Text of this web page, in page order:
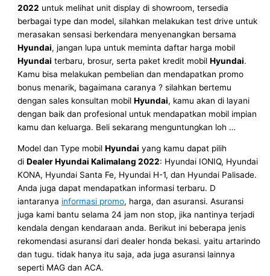
2022 untuk melihat unit display di showroom, tersedia
berbagai type dan model, silahkan melakukan test drive untuk
merasakan sensasi berkendara menyenangkan bersama
Hyundai, jangan lupa untuk meminta daftar harga mobil
Hyundai terbaru, brosur, serta paket kredit mobilHyundai.
Kamu bisa melakukan pembelian dan mendapatkan promo
bonus menarik, bagaimana caranya ? silahkan bertemu
dengan sales konsultan mobilHyundai, kamu akan di layani
dengan baik dan profesional untuk mendapatkan mobil impian
kamu dan keluarga. Beli sekarang menguntungkan loh …
Model dan Type mobilHyundai yang kamu dapat pilih
diDealer Hyundai Kalimalang 2022: Hyundai IONIQ, Hyundai
KONA, Hyundai Santa Fe, Hyundai H-1, dan Hyundai Palisade.
Anda juga dapat mendapatkan informasi terbaru. D
iantaranya informasi promo, harga, dan asuransi. Asuransi
juga kami bantu selama 24 jam non stop, jika nantinya terjadi
kendala dengan kendaraan anda. Berikut ini beberapa jenis
rekomendasi asuransi dari dealer honda bekasi. yaitu artarindo
dan tugu. tidak hanya itu saja, ada juga asuransi lainnya
seperti MAG dan ACA.